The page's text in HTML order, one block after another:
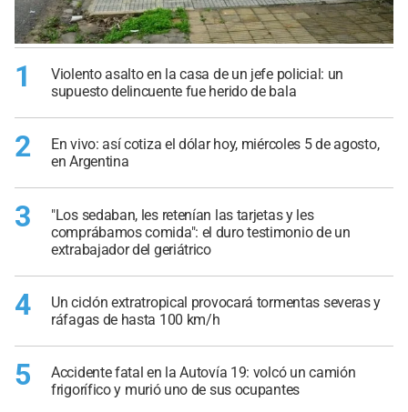
1
Violento asalto en la casa de un jefe policial: un
supuesto delincuente fue herido de bala
2
En vivo: así cotiza el dólar hoy, miércoles 5 de agosto,
en Argentina
3
"Los sedaban, les retenían las tarjetas y les
comprábamos comida": el duro testimonio de un
extrabajador del geriátrico
4
Un ciclón extratropical provocará tormentas severas y
ráfagas de hasta 100 km/h
5
Accidente fatal en la Autovía 19: volcó un camión
frigorífico y murió uno de sus ocupantes